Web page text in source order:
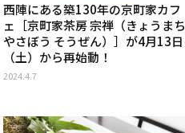
西陣にある築130年の京町家カフ
ェ［京町家茶房 宗禅（きょうまち
やさぼう そうぜん）］が4月13日
（土）から再始動！
2024.4.7